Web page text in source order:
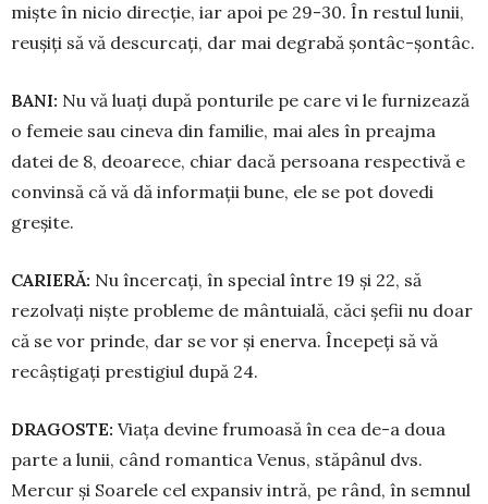
miște în nicio direcție, iar apoi pe 29-30. În restul lunii,
reușiți să vă descurcați, dar mai degrabă șontâc-șontâc.
BANI: Nu vă luați după ponturile pe care vi le furnizează
o femeie sau ci­neva din familie, mai ales în preaj­ma
datei de 8, deoarece, chiar dacă persoana respectivă e
convinsă că vă dă informații bune, ele se pot dovedi
greșite.
CARIERĂ: Nu încercați, în special între 19 și 22, să
rezolvați niște probleme de mântuială, căci șefii nu doar
că se vor prinde, dar se vor și enerva. Începeți să vă
recâș­tigați prestigiul după 24.
DRAGOSTE: Viața devine frumoasă în cea de-a doua
parte a lunii, când romantica Venus, stăpânul dvs.
Mercur și Soarele cel expansiv intră, pe rând, în semnul